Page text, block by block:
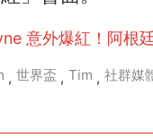
意外爆紅！阿根
, 世界盃 , Tim , 社群媒